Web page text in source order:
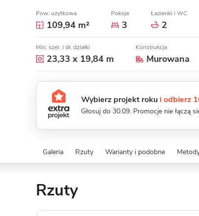
Pow. użytkowa
109,94 m²
Pokoje
3
Łazienki i WC
2
Min. szer. i dł. działki
23,33 x 19,84 m
Konstrukcja
Murowana
Wybierz projekt roku i odbierz
Głosuj do 30.09. Promocje nie łączą
Galeria Rzuty Warianty i podobne
Rzuty